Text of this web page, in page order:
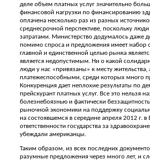
деле объем платных услуг значительно
финансовой нагрузки по финансированию
оплачена несколько раз из разных
среднесрочной перспективе, поскольку
затратами. Министерство додумалось даже
помимо спроса и предложения имеет набор
главной и единственной целью рынка
является недопустимым. Ни о какой
люди у нас «привязаны» к месту
платежеспособными, среди которых много
Конкуренция дает неплохие результаты по
прейскурант платных услуг. Все это нельзя
болезнебоязнью и фактически
рыночной экономики на поддержку
на состоявшемся в середине апреля 2012 г.
ответственности государства за
убеждали американцы.
Таким образом, из всех последних
разумные предложения через много лет, и